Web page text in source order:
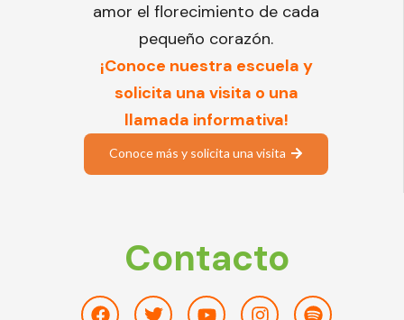
amor el florecimiento de cada
pequeño corazón.
¡Conoce nuestra escuela y
solicita una visita o una
llamada informativa!
Conoce más y solicita una visita
Contacto
FacebookTwitterYoutubeInstagramSpotify